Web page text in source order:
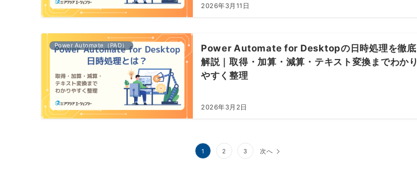
2026年3月11日
Power Automate（PAD）
Power Automate for Desktopの日時処理を徹底
解説｜取得・加算・減算・テキスト変換までわかり
やすく整理
2026年3月2日
1 2 3 次へ